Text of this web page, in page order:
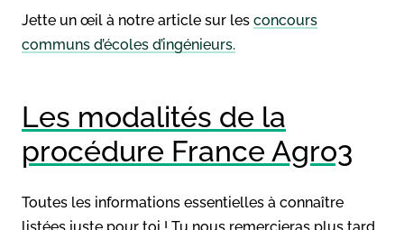
Jette un œil à notre article sur les concours
communs d’écoles d’ingénieurs.
Les modalités de la
procédure France Agro3
Toutes les informations essentielles à connaître